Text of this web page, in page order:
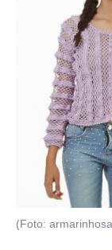
(Foto: